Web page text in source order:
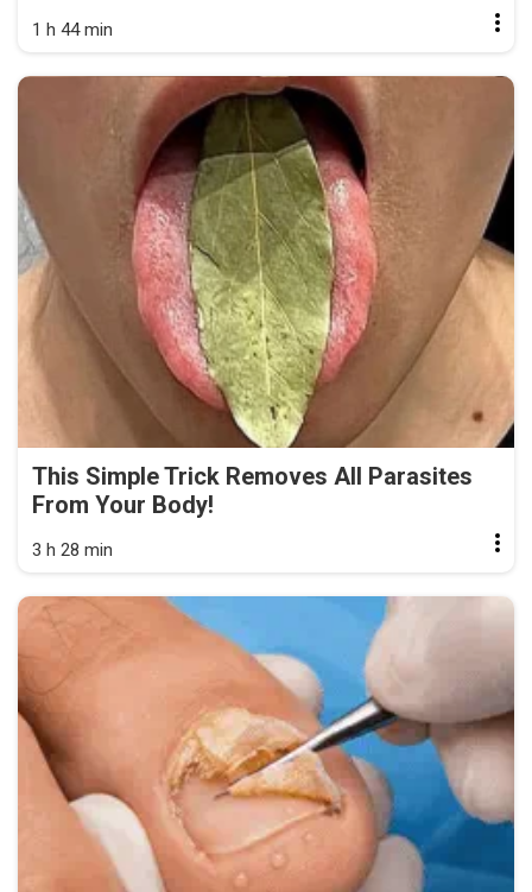
1 h 44 min
This Simple Trick Removes All Parasites
From Your Body!
3 h 28 min